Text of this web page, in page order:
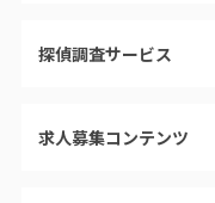
探偵調査サービス
求人募集コンテンツ